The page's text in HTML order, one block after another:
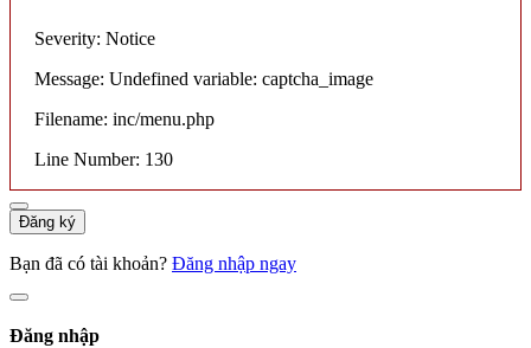
Severity: Notice
Message: Undefined variable: captcha_image
Filename: inc/menu.php
Line Number: 130
Đăng ký
Bạn đã có tài khoản? Đăng nhập ngay
Đăng nhập